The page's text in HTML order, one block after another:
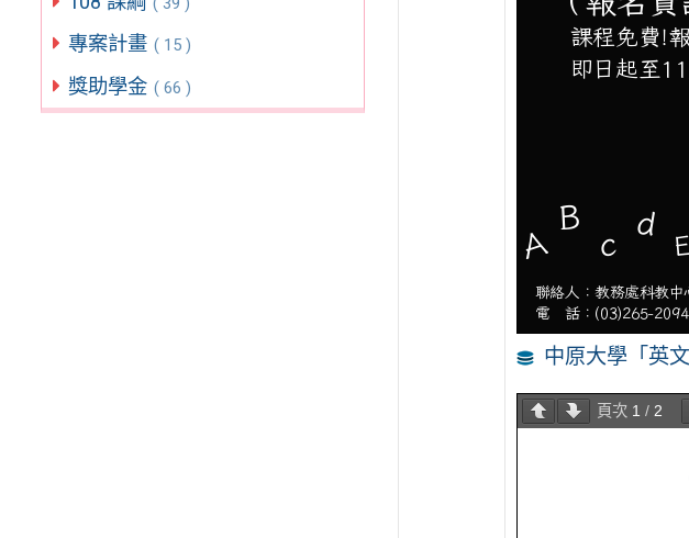
專案計畫 ( 15 )
獎助學金 ( 66 )
中原大學「英
頁次 1 / 2